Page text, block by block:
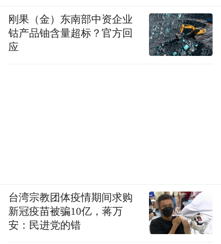
刚果（金）东南部中资企业
钴产品铀含量超标？官方回
应
台湾宗教团体疫情期间求购
新冠疫苗被骗10亿，蒋万
安：民进党的错